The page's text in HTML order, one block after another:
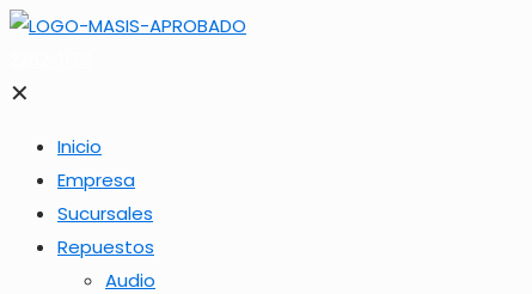
✕
Inicio
Empresa
Sucursales
Repuestos
Audio